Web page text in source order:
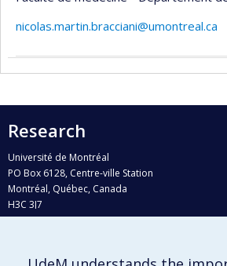
nicolas.martin.bracciani@umontreal.ca
Research
Université de Montréal
PO Box 6128, Centre-ville Station
Montréal, Québec, Canada
H3C 3J7